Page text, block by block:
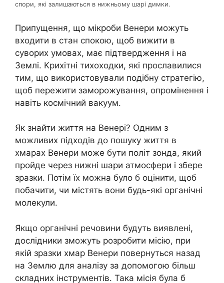
спори, які залишаються в нижньому шарі димки.
Припущення, що мікроби Венери можуть
входити в стан спокою, щоб вижити в
суворих умовах, має підтвердження і на
Землі. Крихітні тихоходки, які прославилися
тим, що використовували подібну стратегію,
щоб пережити заморожування, опромінення і
навіть космічний вакуум.
Як знайти життя на Венері? Одним з
можливих підходів до пошуку життя в
хмарах Венери може бути політ зонда, який
пройде через нижні шари атмосфери і збере
зразки. Потім їх можна було б оцінити, щоб
побачити, чи містять вони будь-які органічні
молекули.
Якщо органічні речовини будуть виявлені,
дослідники зможуть розробити місію, при
якій зразки хмар Венери повернуться назад
на Землю для аналізу за допомогою більш
складних інструментів. Така місія була б